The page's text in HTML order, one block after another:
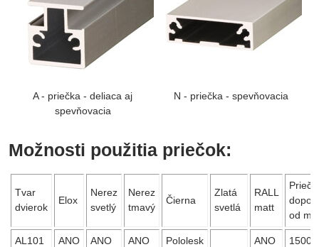
A - priečka - deliaca aj
spevňovacia
N - priečka - spevňovacia
Možnosti použitia priečok:
Tvar
dvierok
Elox
Nerez
svetlý
Nerez
tmavý
Čierna
Zlatá
svetlá
RALL
matt
od
AL101 ANO ANO ANO Pololesk ANO 1500